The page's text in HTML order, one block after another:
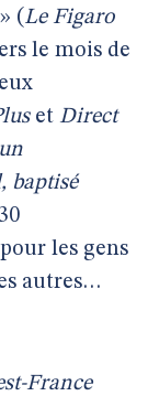
(Le Figaro
le mois de
et Direct
baptisé
les gens
autres…
France